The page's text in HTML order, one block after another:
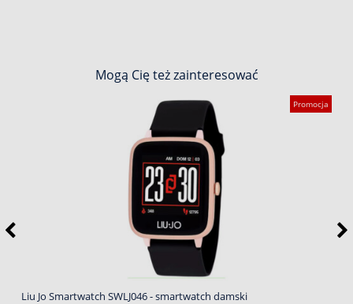
Mogą Cię też zainteresować
Promocja
Liu Jo Smartwatch SWLJ046 - smartwatch damski